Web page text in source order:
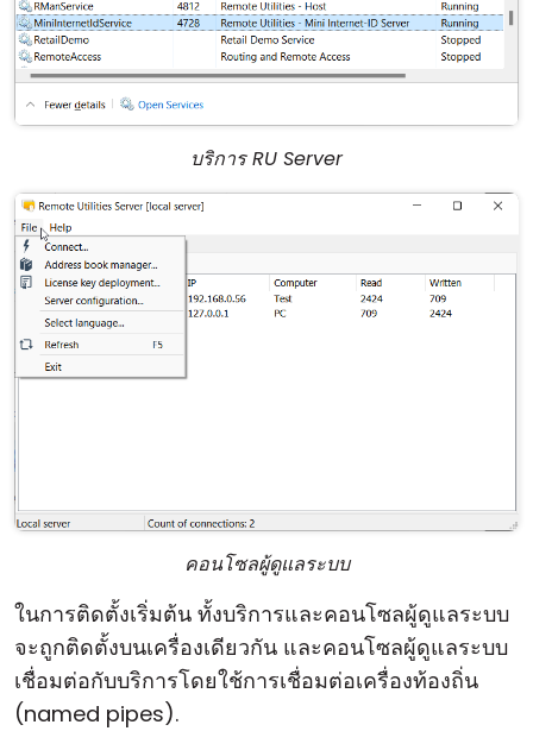
บริการ RU Server
คอนโซลผู้ดูแลระบบ
ในการติดตั้งเริ่มต้น ทั้งบริการและคอนโซลผู้ดูแลระบบ
จะถูกติดตั้งบนเครื่องเดียวกัน และคอนโซลผู้ดูแลระบบ
เชื่อมต่อกับบริการโดยใช้การเชื่อมต่อเครื่องท้องถิ่น
(named pipes).